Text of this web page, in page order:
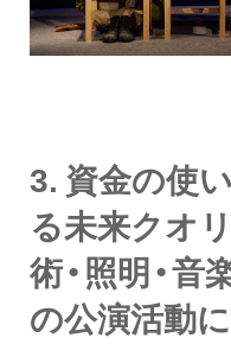
3. 資金の使
る未来クオ
術・照明・音
の公演活動